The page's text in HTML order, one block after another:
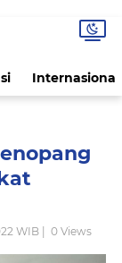
Internasional
WIB | 0 Views